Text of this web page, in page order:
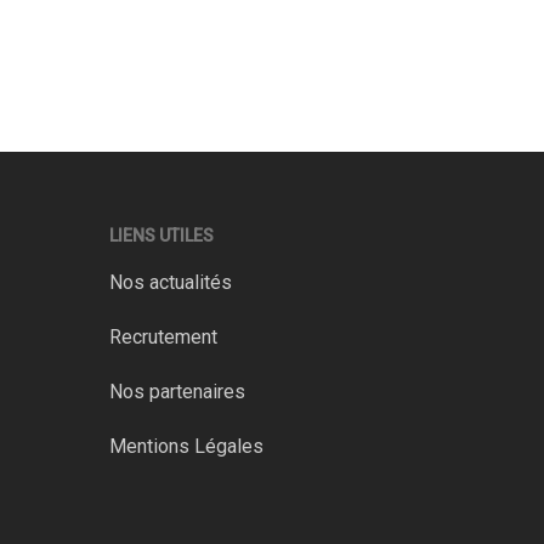
LIENS UTILES
Nos actualités
Recrutement
Nos partenaires
Mentions Légales